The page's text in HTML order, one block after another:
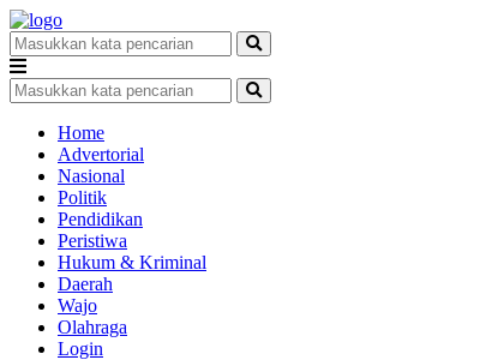
Home
Advertorial
Nasional
Politik
Pendidikan
Peristiwa
Hukum & Kriminal
Daerah
Wajo
Olahraga
Login